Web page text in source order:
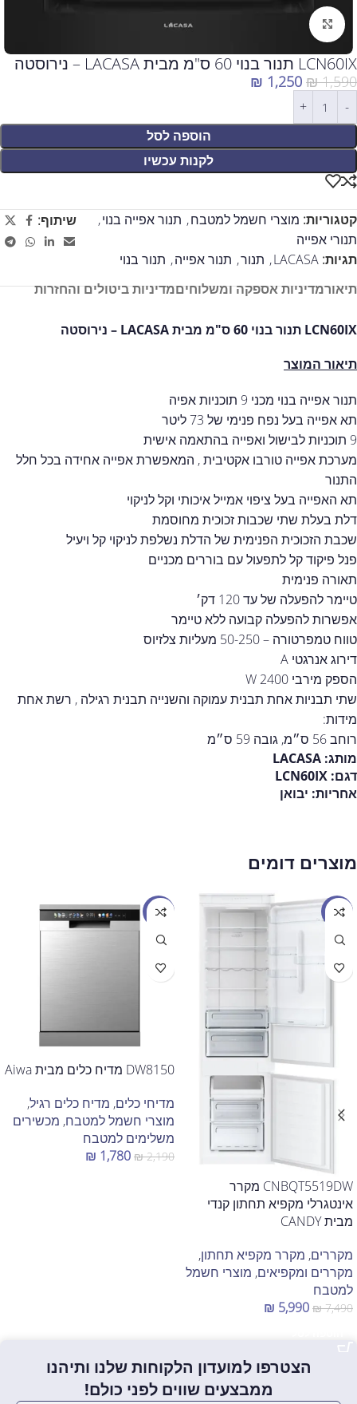
LCN60IX תנור בנוי 60 ס"מ מבית LACASA – נירוסטה
₪1,590
₪ 1,250
הוספה לסל
לקנות עכשיו
קטגוריות: מוצרי חשמל למטבח, תנור אפייה בנוי,
תנורי אפייה
תגיות: LACASA
, תנור, תנור אפייה, תנור בנוי
שיתוף:
תיאורמדיניות אספקה ומשלוחיםמדיניות ביטולים והחזרות
LCN60IX תנור בנוי 60 ס"מ מבית LACASA – נירוסטה
תיאור המוצר
תנור אפייה בנוי מכני 9 תוכניות אפיה
תא אפייה בעל נפח פנימי של 73 ליטר
9 תוכניות לבישול ואפייה בהתאמה אישית
מערכת אפייה טורבו אקטיבית , המאפשרת אפייה אחידה בכל חלל
התנור
תא האפייה בעל ציפוי אמייל איכותי וקל לניקוי
דלת בעלת שתי שכבות זכוכית מחוסמת
שכבת הזכוכית הפנימית של הדלת נשלפת לניקוי קל ויעיל
פנל פיקוד קל לתפעול עם בוררים מכניים
תאורה פנימית
טיימר להפעלה של עד 120 דק׳
אפשרות להפעלה קבועה ללא טיימר
טווח טמפרטורה – 50-250 מעליות צלזיוס
דירוג אנרגטי A
הספק מירבי 2400 W
שתי תבניות אחת תבנית עמוקה והשנייה תבנית רגילה , רשת אחת
מידות:
רוחב 56 ס״מ, גובה 59 ס״מ
מותג: LACASA
דגם: LCN60IX
אחריות: יבואן
לחצו להגדלה
מוצרים דומים
מבצע
CNBQT5519DW מקרר
אינטגרלי מקפיא תחתון קנדי
מבית CANDY
מקררים, מקרר מקפיא תחתון,
מקררים ומקפיאים, מוצרי חשמל
למטבח
₪7,490
₪ 5,990
מבצע
DW8150 מדיח כלים מבית Aiwa
מדיחי כלים, מדיח כלים רגיל,
מוצרי חשמל למטבח, מכשירים
משלימים למטבח
₪2,190
₪ 1,780
הצטרפו למועדון הלקוחות שלנו ותיהנו
ממבצעים שווים לפני כולם!